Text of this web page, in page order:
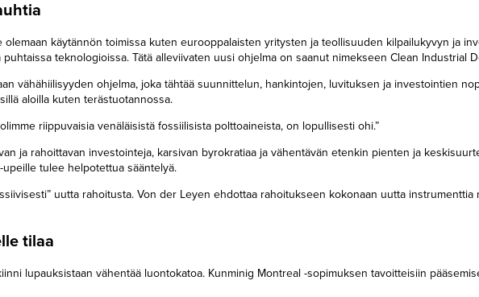
olemaan käytännön toimissa kuten eurooppalaisten yritysten ja teollisuuden kilpailukyvyn ja
teknologioissa. Tätä alleviivaten uusi ohjelma on saanut nimekseen Clean Industrial
vähähiilisyyden ohjelma, joka tähtää suunnittelun, hankintojen, luvituksen ja investointien
aloilla kuten terästuotannossa.
riippuvaisia venäläisistä fossiilisista polttoaineista, on lopullisesti ohi.”
ja rahoittavan investointeja, karsivan byrokratiaa ja vähentävän etenkin pienten ja
tulee helpotettua sääntelyä.
uutta rahoitusta. Von der Leyen ehdottaa rahoitukseen kokonaan uutta instrumenttia
tilaa
lupauksistaan vähentää luontokatoa. Kunminig Montreal -sopimuksen tavoitteisiin